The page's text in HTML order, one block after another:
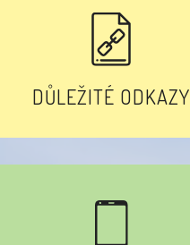
DŮLEŽITÉ ODKAZY